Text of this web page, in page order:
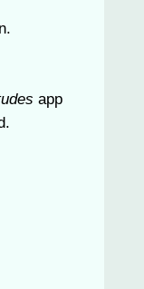
app